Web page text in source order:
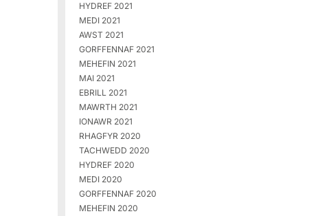
HYDREF 2021
MEDI 2021
AWST 2021
GORFFENNAF 2021
MEHEFIN 2021
MAI 2021
EBRILL 2021
MAWRTH 2021
IONAWR 2021
RHAGFYR 2020
TACHWEDD 2020
HYDREF 2020
MEDI 2020
GORFFENNAF 2020
MEHEFIN 2020